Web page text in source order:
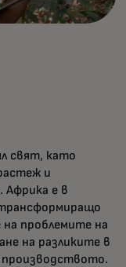
свят, като
и
Африка е в
проблемите на
на разликите в
производството.